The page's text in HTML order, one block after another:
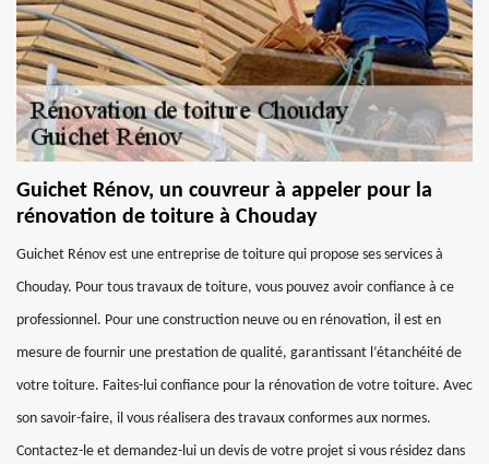
Guichet Rénov, un couvreur à appeler pour la
rénovation de toiture à Chouday
Guichet Rénov est une entreprise de toiture qui propose ses services à
Chouday. Pour tous travaux de toiture, vous pouvez avoir confiance à ce
professionnel. Pour une construction neuve ou en rénovation, il est en
mesure de fournir une prestation de qualité, garantissant l’étanchéité de
votre toiture. Faites-lui confiance pour la rénovation de votre toiture. Avec
son savoir-faire, il vous réalisera des travaux conformes aux normes.
Contactez-le et demandez-lui un devis de votre projet si vous résidez dans